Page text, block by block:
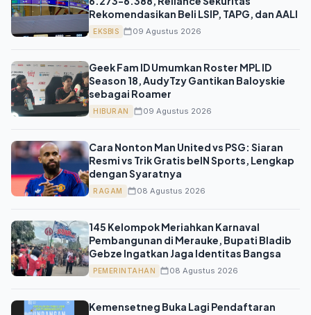
Rekomendasikan Beli LSIP, TAPG, dan AALI
EKSBIS 09 Agustus 2026
Geek Fam ID Umumkan Roster MPL ID
Season 18, AudyTzy Gantikan Baloyskie
sebagai Roamer
HIBURAN 09 Agustus 2026
Cara Nonton Man United vs PSG: Siaran
Resmi vs Trik Gratis beIN Sports, Lengkap
dengan Syaratnya
RAGAM 08 Agustus 2026
145 Kelompok Meriahkan Karnaval
Pembangunan di Merauke, Bupati Bladib
Gebze Ingatkan Jaga Identitas Bangsa
PEMERINTAHAN 08 Agustus 2026
Kemensetneg Buka Lagi Pendaftaran